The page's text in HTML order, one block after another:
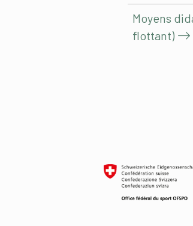
Moyens
flottant)